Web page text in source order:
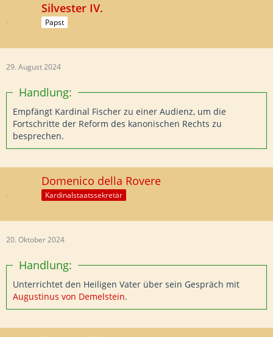
Silvester IV.
Papst
29. August 2024
Handlung:
Empfängt Kardinal Fischer zu einer Audienz, um die
Fortschritte der Reform des kanonischen Rechts zu
besprechen.
Domenico della Rovere
Kardinalstaatssekretär
20. Oktober 2024
Handlung:
Unterrichtet den Heiligen Vater über sein Gespräch mit
Augustinus von Demelstein.